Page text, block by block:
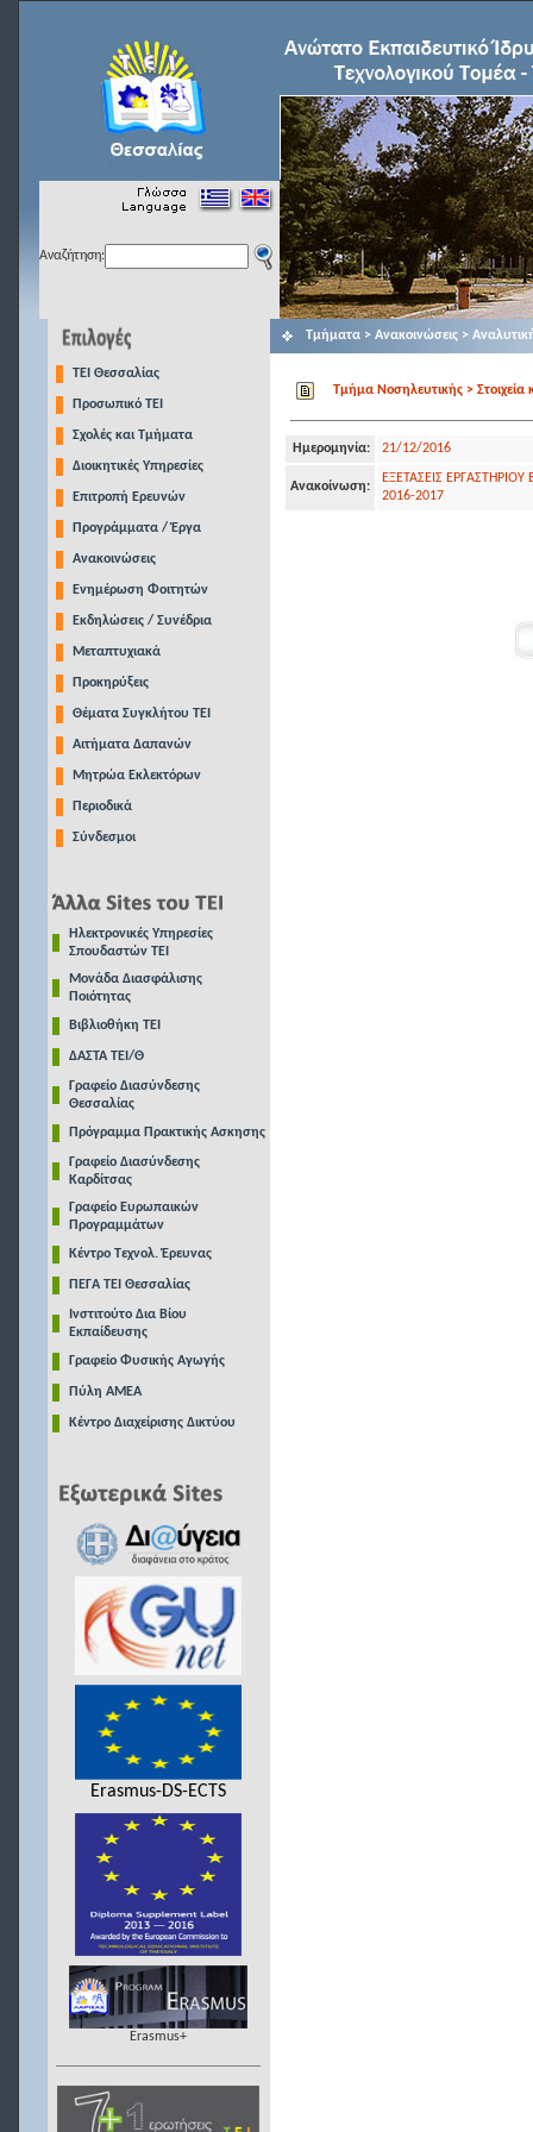
Αναζήτηση:
TEI Θεσσαλίας
Προσωπικό ΤΕΙ
Σχολές και Τμήματα
Διοικητικές Υπηρεσίες
Επιτροπή Ερευνών
Προγράμματα / Έργα
Ανακοινώσεις
Ενημέρωση Φοιτητών
Εκδηλώσεις / Συνέδρια
Μεταπτυχιακά
Προκηρύξεις
Θέματα Συγκλήτου ΤΕΙ
Αιτήματα Δαπανών
Μητρώα Εκλεκτόρων
Περιοδικά
Σύνδεσμοι
Ηλεκτρονικές Υπηρεσίες
Σπουδαστών ΤΕΙ
Μονάδα Διασφάλισης
Ποιότητας
Βιβλιοθήκη ΤΕΙ
ΔΑΣΤΑ ΤΕΙ/Θ
Γραφείο Διασύνδεσης
Θεσσαλίας
Πρόγραμμα Πρακτικής Ασκησης
Γραφείο Διασύνδεσης
Καρδίτσας
Γραφείο Ευρωπαικών
Προγραμμάτων
Κέντρο Τεχνολ. Έρευνας
ΠΕΓΑ ΤΕΙ Θεσσαλίας
Ινστιτούτο Δια Βίου
Εκπαίδευσης
Γραφείο Φυσικής Αγωγής
Πύλη ΑΜΕΑ
Κέντρο Διαχείρισης Δικτύου
Erasmus-DS-ECTS
Erasmus+
Τμήματα > Ανακοινώσεις >
Τμήμα Νοσηλευτικής > Στοιχεία
Ημερομηνία: 21/12/2016
Ανακοίνωση:
ΕΞΕΤΑΣΕΙΣ
2016-2017